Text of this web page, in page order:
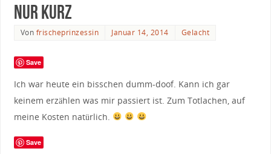
Nur Kurz
Von frischeprinzessin Januar 14, 2014 Gelacht
Save
Ich war heute ein bisschen dumm-doof. Kann ich gar
keinem erzählen was mir passiert ist. Zum Totlachen, auf
meine Kosten natürlich.
Save